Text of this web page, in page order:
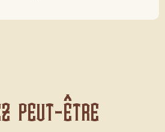
peut-être